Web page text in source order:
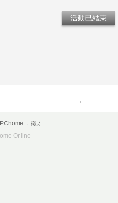
活動已結束
． 徵才
Online